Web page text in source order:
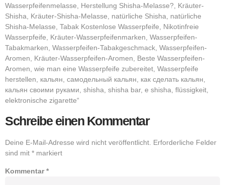
Wasserpfeifenmelasse, Herstellung Shisha-Melasse?, Kräuter-
Shisha, Kräuter-Shisha-Melasse, natürliche Shisha, natürliche
Shisha-Melasse, Tabak Kostenlose Wasserpfeife, Nikotinfreie
Wasserpfeife, Kräuter-Wasserpfeifenmarken, Wasserpfeifen-
Tabakmarken, Wasserpfeifen-Tabakgeschmack, Wasserpfeifen-
Aromen, Kräuter-Wasserpfeifen-Aromen, Beste Wasserpfeifen-
Aromen, wie man eine Wasserpfeife zubereitet, Wasserpfeife
herstellen, кальян, самодельный кальян, как сделать кальян,
кальян своими руками, shisha, shisha bar, e shisha, flüssigkeit,
elektronische zigarette“
Schreibe einen Kommentar
Deine E-Mail-Adresse wird nicht veröffentlicht. Erforderliche Felder
sind mit * markiert
Kommentar*